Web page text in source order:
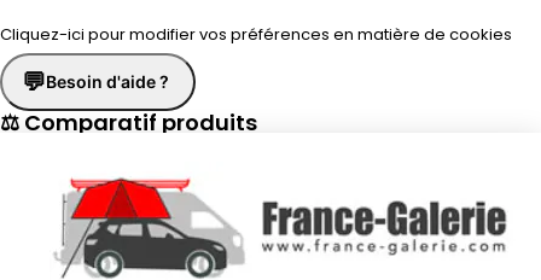
Cliquez-ici pour modifier vos préférences en matière de cookies
💬Besoin d'aide ?
⚖ Comparatif produits
📋 Fiche technique
Demander un rappel